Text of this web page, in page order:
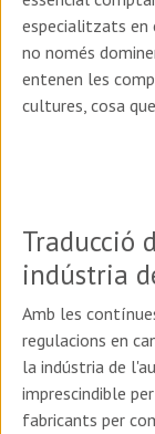
especialitzats en
no només
entenen les
cultures, cosa
Traducció
indústria
Amb les
regulacions en
la indústria de
imprescindible
fabricants per